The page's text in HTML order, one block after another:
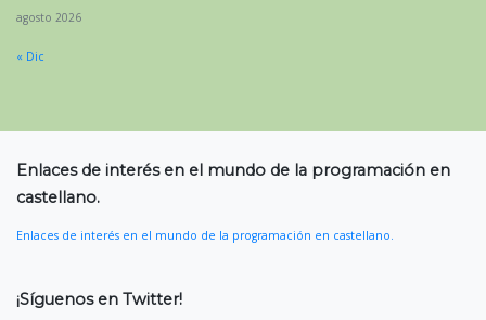
agosto 2026
« Dic
Enlaces de interés en el mundo de la programación en
castellano.
Enlaces de interés en el mundo de la programación en castellano.
¡Síguenos en Twitter!